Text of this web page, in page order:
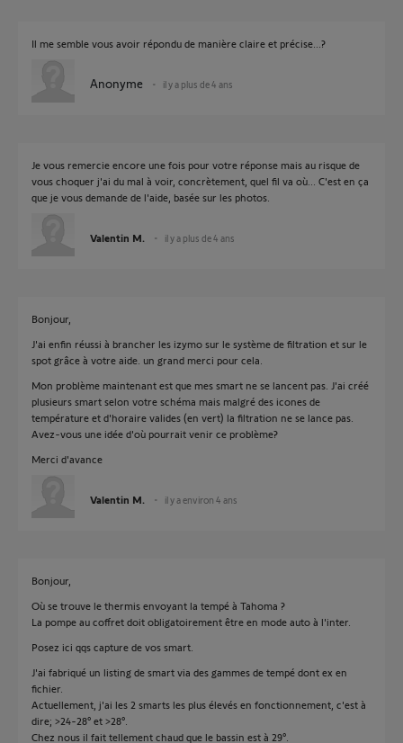
Il me semble vous avoir répondu de manière claire et précise...?
Anonyme il y a plus de 4 ans
Je vous remercie encore une fois pour votre réponse mais au risque de
vous choquer j'ai du mal à voir, concrètement, quel fil va où... C'est en ça
que je vous demande de l'aide, basée sur les photos.
Valentin M. il y a plus de 4 ans
Bonjour,
J'ai enfin réussi à brancher les izymo sur le système de filtration et sur le
spot grâce à votre aide. un grand merci pour cela.
Mon problème maintenant est que mes smart ne se lancent pas. J'ai créé
plusieurs smart selon votre schéma mais malgré des icones de
température et d'horaire valides (en vert) la filtration ne se lance pas.
Avez-vous une idée d'où pourrait venir ce problème?
Merci d'avance
Valentin M. il y a environ 4 ans
Bonjour,
Où se trouve le thermis envoyant la tempé à Tahoma ?
La pompe au coffret doit obligatoirement être en mode auto à l'inter.
Posez ici qqs capture de vos smart.
J'ai fabriqué un listing de smart via des gammes de tempé dont ex en
fichier.
Actuellement, j'ai les 2 smarts les plus élevés en fonctionnement, c'est à
dire; >24-28° et >28°.
Chez nous il fait tellement chaud que le bassin est à 29°.